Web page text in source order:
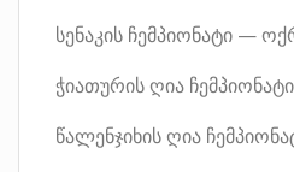
სენაკის ჩემპიონატი —
ჭიათურის ღია
წალენჯიხის ღია